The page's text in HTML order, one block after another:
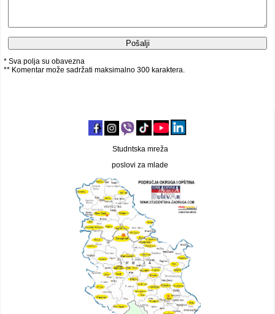
Studntska mreža
poslovi za mlade
* Sva polja su obavezna
** Komentar može sadržati maksimalno 300 karaktera.